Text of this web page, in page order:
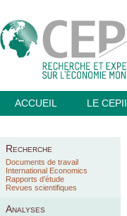
ACCUEIL LE CEPII
Recherche
Documents de travail
International Economics
Rapports d’étude
Revues scientifiques
Analyses